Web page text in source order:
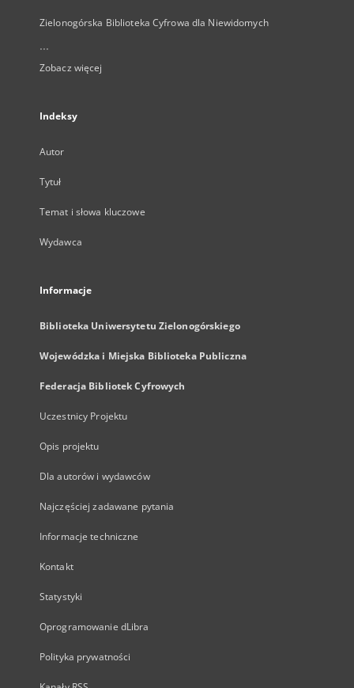
Zielonogórska Biblioteka Cyfrowa dla Niewidomych
...
Zobacz więcej
Indeksy
Autor
Tytuł
Temat i słowa kluczowe
Wydawca
Informacje
Biblioteka Uniwersytetu Zielonogórskiego
Wojewódzka i Miejska Biblioteka Publiczna
Federacja Bibliotek Cyfrowych
Uczestnicy Projektu
Opis projektu
Dla autorów i wydawców
Najczęściej zadawane pytania
Informacje techniczne
Kontakt
Statystyki
Oprogramowanie dLibra
Polityka prywatności